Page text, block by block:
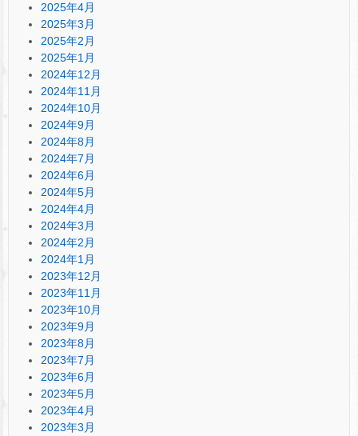
2025年4月
2025年3月
2025年2月
2025年1月
2024年12月
2024年11月
2024年10月
2024年9月
2024年8月
2024年7月
2024年6月
2024年5月
2024年4月
2024年3月
2024年2月
2024年1月
2023年12月
2023年11月
2023年10月
2023年9月
2023年8月
2023年7月
2023年6月
2023年5月
2023年4月
2023年3月